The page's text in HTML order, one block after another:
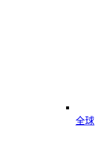
全球